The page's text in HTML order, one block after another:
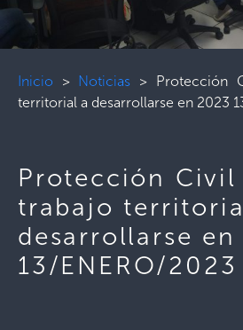
Inicio > Noticias > Protección
territorial a desarrollarse en 2023
Protección
trabajo
desarrollarse en
13/ENERO/2023